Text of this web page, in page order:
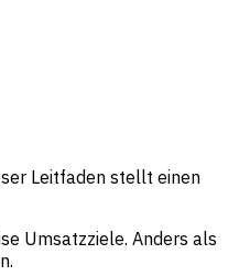
Leitfaden stellt einen
Umsatzziele. Anders als